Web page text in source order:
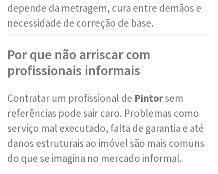
depende da metragem, cura entre demãos e
necessidade de correção de base.
Por que não arriscar com
profissionais informais
Contratar um profissional de Pintorsem
referências pode sair caro. Problemas como
serviço mal executado, falta de garantia e até
danos estruturais ao imóvel são mais comuns
do que se imagina no mercado informal.